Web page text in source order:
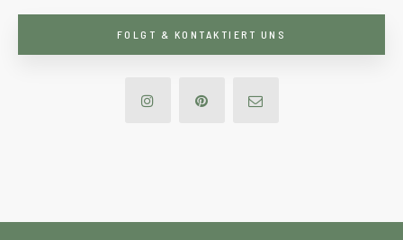
FOLGT & KONTAKTIERT UNS